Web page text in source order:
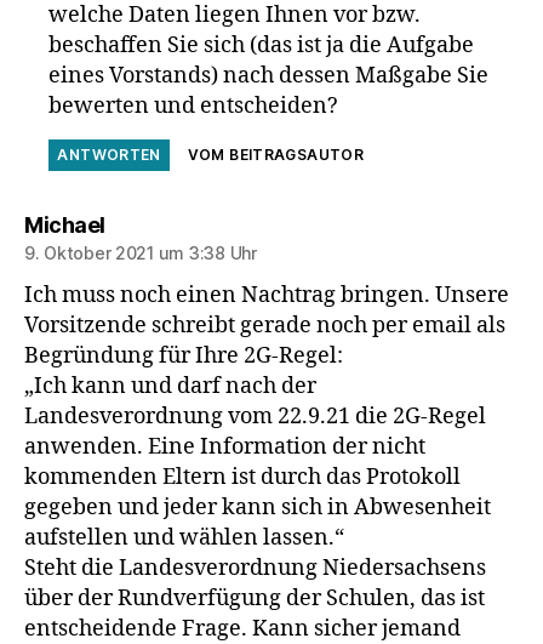
welche Daten liegen Ihnen vor bzw.
beschaffen Sie sich (das ist ja die Aufgabe
eines Vorstands) nach dessen Maßgabe Sie
bewerten und entscheiden?
ANTWORTEN VOM BEITRAGSAUTOR
Michaelsagt:
9. Oktober 2021 um 3:38 Uhr
Ich muss noch einen Nachtrag bringen. Unsere
Vorsitzende schreibt gerade noch per email als
Begründung für Ihre 2G-Regel:
„Ich kann und darf nach der
Landesverordnung vom 22.9.21 die 2G-Regel
anwenden. Eine Information der nicht
kommenden Eltern ist durch das Protokoll
gegeben und jeder kann sich in Abwesenheit
aufstellen und wählen lassen.“
Steht die Landesverordnung Niedersachsens
über der Rundverfügung der Schulen, das ist
entscheidende Frage. Kann sicher jemand